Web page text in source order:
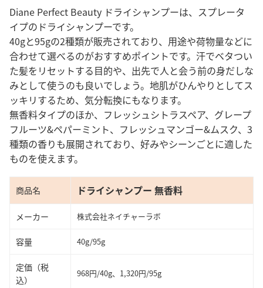
Diane Perfect Beauty ドライシャンプーは、スプレータ
イプのドライシャンプーです。
40gと95gの2種類が販売されており、用途や荷物量などに
合わせて選べるのがおすすめポイントです。 汗でベタつい
た髪をリセットする目的や、出先で人と会う前の身だしな
みとして使うのも良いでしょう。地肌がひんやりとしてス
ッキリするため、気分転換にもなります。
無香料タイプのほか、フレッシュシトラスペア、グレープ
フルーツ&ペパーミント、フレッシュマンゴー&ムスク、3
種類の香りも展開されており、好みやシーンごとに適した
ものを使えます。
商品名 ドライシャンプー 無香料
メーカー 株式会社ネイチャーラボ
容量 40g/95g
定価（税
込）
968円/40g、1,320円/95g